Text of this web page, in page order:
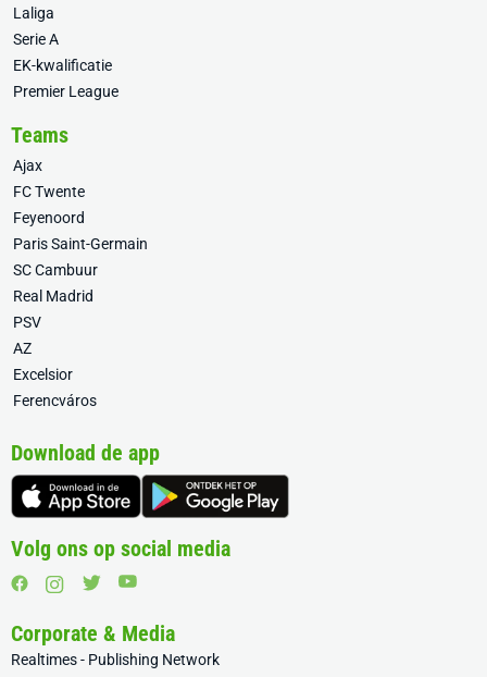
Laliga
Serie A
EK-kwalificatie
Premier League
Teams
Ajax
FC Twente
Feyenoord
Paris Saint-Germain
SC Cambuur
Real Madrid
PSV
AZ
Excelsior
Ferencváros
Download de app
Volg ons op social media
Corporate & Media
Realtimes - Publishing Network